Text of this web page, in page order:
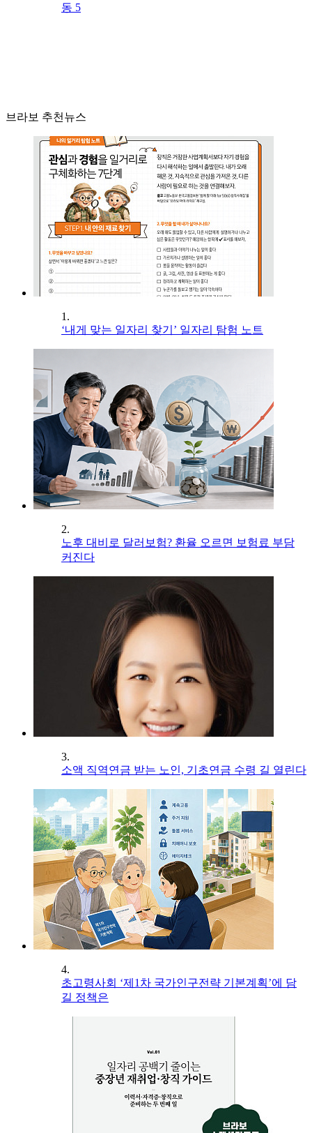
동 5
브라보 추천뉴스
1.
‘내게 맞는 일자리 찾기’ 일자리 탐험 노트
2.
노후 대비로 달러보험? 환율 오르면 보험료 부담
커진다
3.
소액 직역연금 받는 노인, 기초연금 수령 길 열린다
4.
초고령사회 ‘제1차 국가인구전략 기본계획’에 담
길 정책은